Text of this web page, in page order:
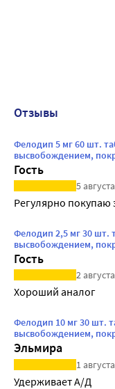
Отзывы
Фелодип 5 мг 60 шт.
высвобождением,
Гость
5
Регулярно покупаю
Фелодип 2,5 мг 30 шт.
высвобождением,
Гость
2
Хороший аналог
Фелодип 10 мг 30 шт.
высвобождением,
Эльмира
1
Удерживает А/Д